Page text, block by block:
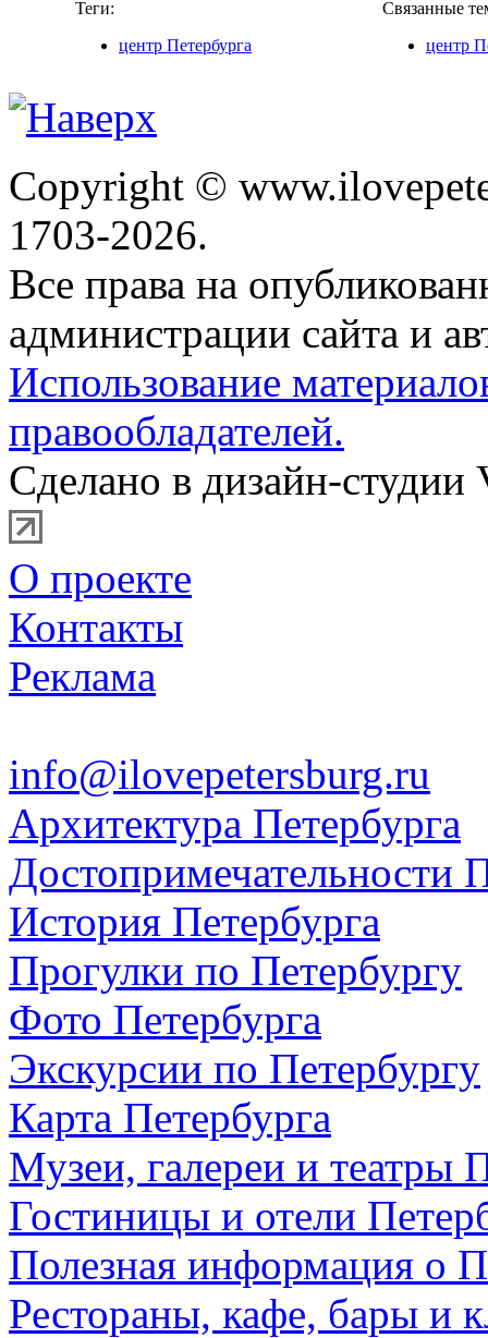
Теги:
центр Петербурга
Связанные
центр
Copyright ©
1703-2026.
Все права на
администрации сайта и
Использование
правообладателей.
Сделано в дизайн-студии
О проекте
Контакты
Реклама
info@ilovepetersburg.ru
Архитектура Петербурга
Достопримечательности
История Петербурга
Прогулки по Петербургу
Фото Петербурга
Экскурсии по Петербургу
Карта Петербурга
Музеи, галереи и театры
Гостиницы и отели
Полезная информация о
Рестораны, кафе, бары и